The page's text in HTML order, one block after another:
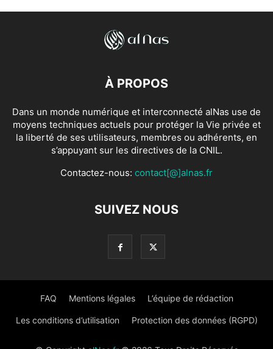
À PROPOS
Dans un monde numérique et interconnecté alNas use de
moyens techniques actuels pour protéger la Vie privée et
la liberté de ses utilisateurs, membres ou adhérents, en
s’appuyant sur les directives de la CNIL.
Contactez-nous: contact[@]alnas.fr
SUIVEZ NOUS
FAQ Mentions légales L’équipe de rédaction
Les conditions d’utilisation Protection des données (RGPD)